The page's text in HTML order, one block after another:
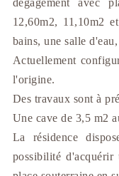
12,60m2, 11,10m2
bains, une salle
Actuellement
l'origine.
Des travaux sont à
Une cave de 3,5 m2
La résidence
possibilité